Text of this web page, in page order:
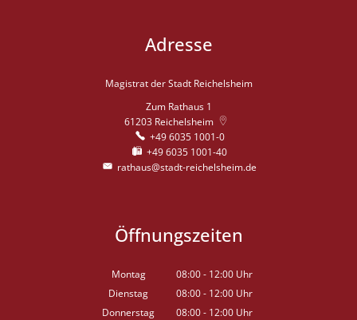
Adresse
Magistrat der Stadt Reichelsheim
Zum Rathaus 1
61203 Reichelsheim
+49 6035 1001-0
+49 6035 1001-40
rathaus@stadt-reichelsheim.de
Öffnungszeiten
Montag 08:00- 12:00 Uhr
Von 08:00 bis 12:00 Uhr
Dienstag 08:00- 12:00 Uhr
Von 08:00 bis 12:00 Uhr
Donnerstag 08:00- 12:00 Uhr